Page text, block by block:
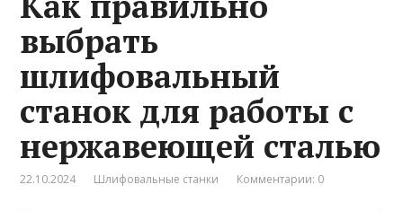
выбрать
шлифовальный
станок для работы с
нержавеющей сталью
22.10.2024 Шлифовальные станки Комментарии: 0